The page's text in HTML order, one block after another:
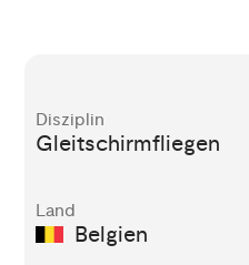
Disziplin
Gleitschirmfliegen
Land
Belgien